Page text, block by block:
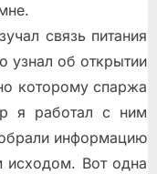
связь питания
узнал об открытии
которому спаржа
я работал с ним
информацию
исходом. Вот одна